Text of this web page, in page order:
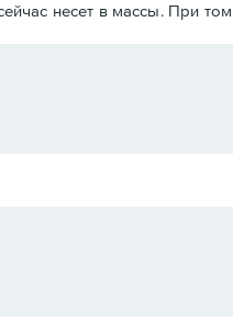
несет в массы. При